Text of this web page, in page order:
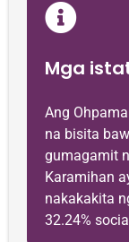
Mga
Ang
na bisita
gumagamit
Karamihan
nakakakita
32.24%